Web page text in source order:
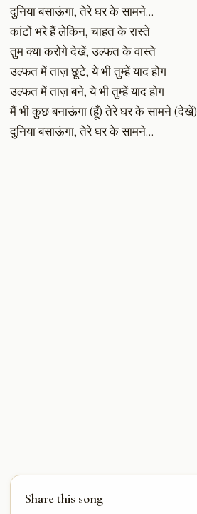
दुनिया बसाऊंगा, तेरे घर के सामने…
कांटों भरे हैं लेकिन, चाहत के रास्ते
तुम क्या करोगे देखें, उल्फत के वास्ते
उल्फत में ताज़ छूटे, ये भी तुम्हें याद होग
उल्फत में ताज़ बने, ये भी तुम्हें याद होग
मैं भी कुछ बनाऊंगा (हूँ) तेरे घर के सामने (देखें)
दुनिया बसाऊंगा, तेरे घर के सामने…
Share this song